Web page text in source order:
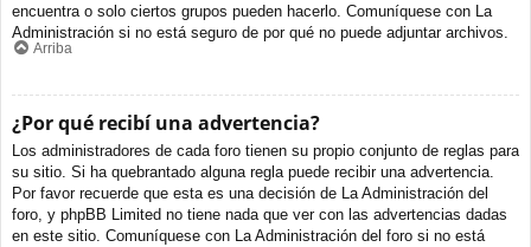
encuentra o solo ciertos grupos pueden hacerlo. Comuníquese con La
Administración si no está seguro de por qué no puede adjuntar archivos.
Arriba
¿Por qué recibí una advertencia?
Los administradores de cada foro tienen su propio conjunto de reglas para
su sitio. Si ha quebrantado alguna regla puede recibir una advertencia.
Por favor recuerde que esta es una decisión de La Administración del
foro, y phpBB Limited no tiene nada que ver con las advertencias dadas
en este sitio. Comuníquese con La Administración del foro si no está